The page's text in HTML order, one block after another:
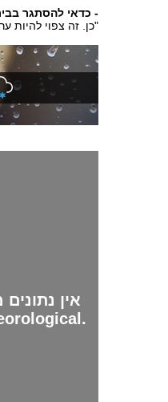
- כדאי להסתגר
"כן. זה צפוי להיות